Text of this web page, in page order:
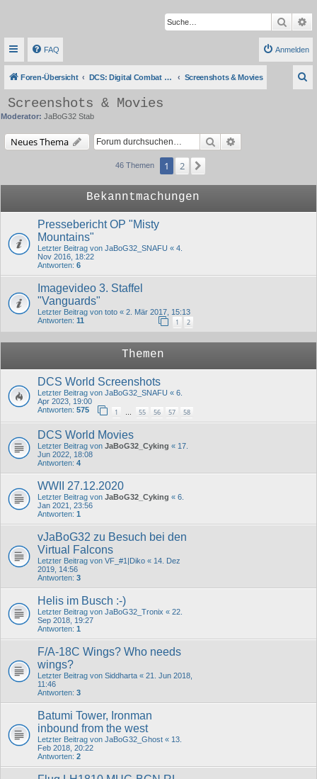
Suche
FAQ Anmelden
Foren-Übersicht DCS: Digital Combat Simulator Series Screenshots & Movies
Screenshots & Movies
Moderator: JaBoG32 Stab
Neues Thema Suche
46 Themen 1 2
Bekanntmachungen
Pressebericht OP "Misty
Mountains"
Letzter Beitrag von JaBoG32_SNAFU « 4.
Nov 2016, 18:22
Antworten: 6
Imagevideo 3. Staffel
"Vanguards"
Letzter Beitrag von toto « 2. Mär 2017, 15:13
Antworten: 11 1 2
Themen
DCS World Screenshots
Letzter Beitrag von JaBoG32_SNAFU « 6.
Apr 2023, 19:00
Antworten: 575 1 … 55 56 57 58
DCS World Movies
Letzter Beitrag von JaBoG32_Cyking « 17.
Jun 2022, 18:08
Antworten: 4
WWII 27.12.2020
Letzter Beitrag von JaBoG32_Cyking « 6.
Jan 2021, 23:56
Antworten: 1
vJaBoG32 zu Besuch bei den
Virtual Falcons
Letzter Beitrag von VF_#1|Diko « 14. Dez
2019, 14:56
Antworten: 3
Helis im Busch :-)
Letzter Beitrag von JaBoG32_Tronix « 22.
Sep 2018, 19:27
Antworten: 1
F/A-18C Wings? Who needs
wings?
Letzter Beitrag von Siddharta « 21. Jun 2018,
11:46
Antworten: 3
Batumi Tower, Ironman
inbound from the west
Letzter Beitrag von JaBoG32_Ghost « 13.
Feb 2018, 20:22
Antworten: 2